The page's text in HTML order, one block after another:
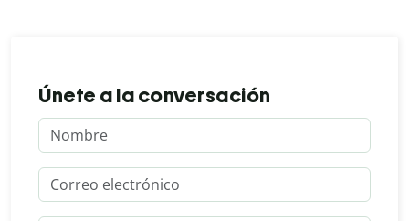
Únete a la conversación